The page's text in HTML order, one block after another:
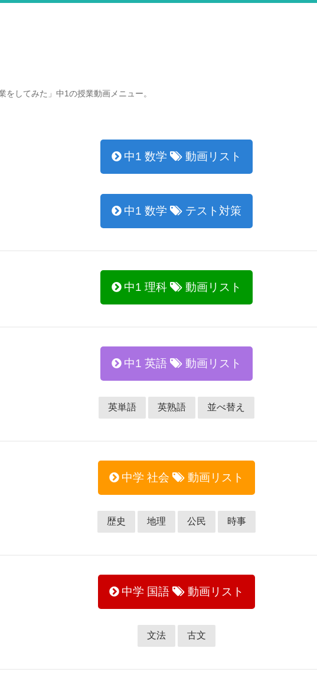
をしてみた」中1の授業動画メニュー。
中1 数学 動画リスト
中1 数学 テスト対策
中1 理科 動画リスト
中1 英語 動画リスト
英単語 英熟語 並べ替え
中学 社会 動画リスト
歴史 地理 公民 時事
中学 国語 動画リスト
文法 古文